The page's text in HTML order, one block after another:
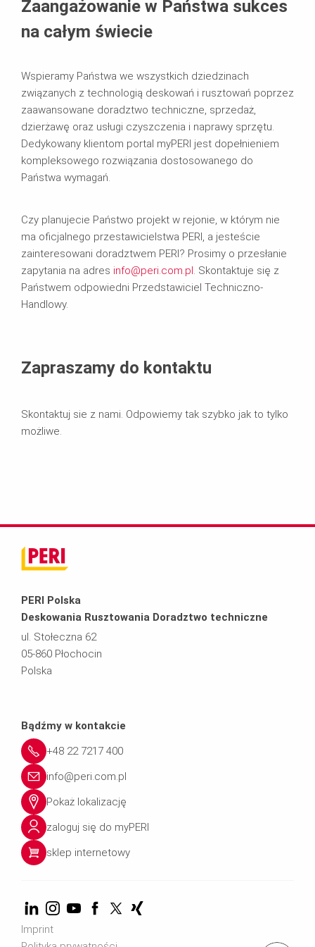
Zaangażowanie w Państwa sukces
na całym świecie
Wspieramy Państwa we wszystkich dziedzinach
związanych z technologią deskowań i rusztowań poprzez
zaawansowane doradztwo techniczne, sprzedaż,
dzierżawę oraz usługi czyszczenia i naprawy sprzętu.
Dedykowany klientom portal myPERI jest dopełnieniem
kompleksowego rozwiązania dostosowanego do
Państwa wymagań.
Czy planujecie Państwo projekt w rejonie, w którym nie
ma oficjalnego przestawicielstwa PERI, a jesteście
zainteresowani doradztwem PERI? Prosimy o przesłanie
zapytania na adres info@peri.com.pl. Skontaktuje się z
Państwem odpowiedni Przedstawiciel Techniczno-
Handlowy.
Zapraszamy do kontaktu
Skontaktuj sie z nami. Odpowiemy tak szybko jak to tylko
możliwe.
PERI Polska
Deskowania Rusztowania Doradztwo techniczne
ul. Stołeczna 62
05-860 Płochocin
Polska
Bądźmy w kontakcie
+48 22 7217 400
info@peri.com.pl
Pokaż lokalizację
zaloguj się do myPERI
sklep internetowy
Imprint